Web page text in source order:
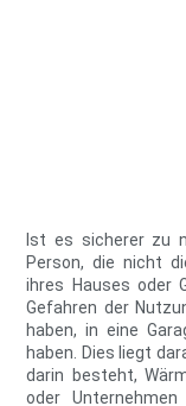
Ist es sicherer zu
Person, die nicht
ihres Hauses oder
Gefahren der
haben, in eine
haben. Dies liegt
darin besteht,
oder